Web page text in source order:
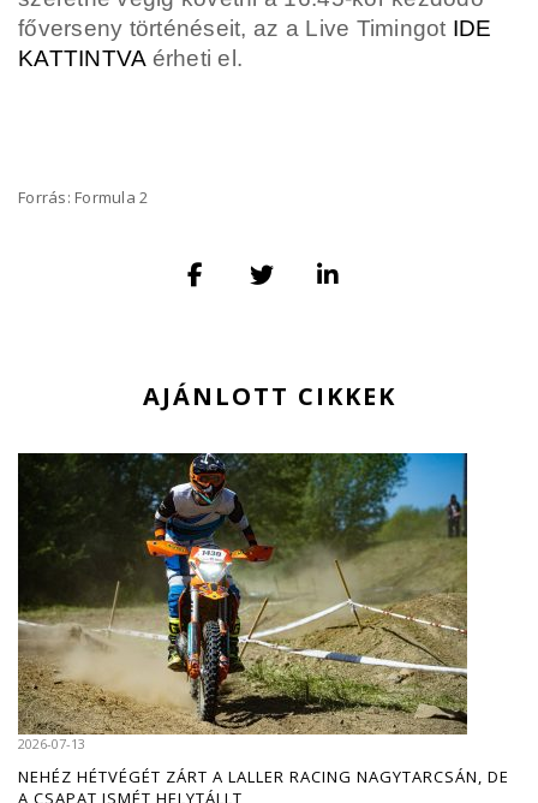
főverseny történéseit, az a Live Timingot IDE
KATTINTVA érheti el.
Forrás: Formula 2
AJÁNLOTT CIKKEK
2026-07-13
NEHÉZ HÉTVÉGÉT ZÁRT A LALLER RACING NAGYTARCSÁN, DE
A CSAPAT ISMÉT HELYTÁLLT